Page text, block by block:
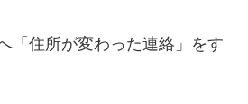
「住所が変わった連絡」をす